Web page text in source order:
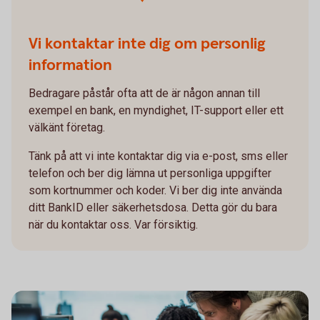
Vi kontaktar inte dig om personlig
information
Bedragare påstår ofta att de är någon annan till
exempel en bank, en myndighet, IT-support eller ett
välkänt företag.
Tänk på att vi inte kontaktar dig via e-post, sms eller
telefon och ber dig lämna ut personliga uppgifter
som kortnummer och koder. Vi ber dig inte använda
ditt BankID eller säkerhetsdosa. Detta gör du bara
när du kontaktar oss. Var försiktig.